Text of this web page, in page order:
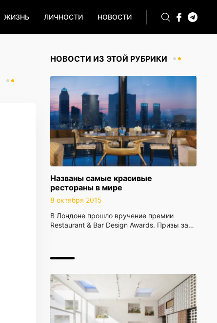
ЖИЗНЬ ЛИЧНОСТИ НОВОСТИ
НОВОСТИ ИЗ ЭТОЙ РУБРИКИ
Названы самые красивые
рестораны в мире
8 октября 2015
В Лондоне прошло вручение премии
Restaurant & Bar Design Awards. Призы за…